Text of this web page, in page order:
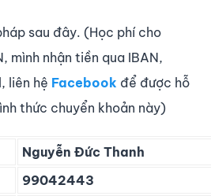
sau đây. (Học phí cho
mình nhận tiền qua IBAN,
liên hệ Facebook để được hỗ
thức chuyển khoản này)
Nguyễn Đức Thanh
99042443